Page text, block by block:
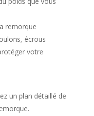
remorque
écrous
votre
un plan détaillé de